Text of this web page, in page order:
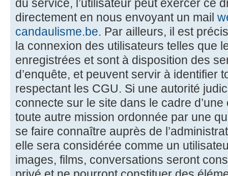
du service, l’utilisateur peut exercer ce
directement en nous envoyant un mail
candaulisme.be. Par ailleurs, il est
la connexion des utilisateurs telles que
enregistrées et sont à disposition des
d’enquête, et peuvent servir à identifier
respectant les CGU. Si une autorité
connecte sur le site dans le cadre d’une
toute autre mission ordonnée par une
se faire connaître auprès de
elle sera considérée comme un
images, films, conversations seront